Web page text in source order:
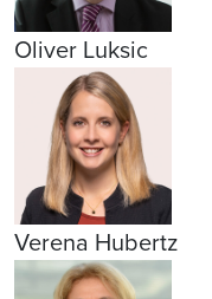
Oliver Luksic
Verena Hubertz